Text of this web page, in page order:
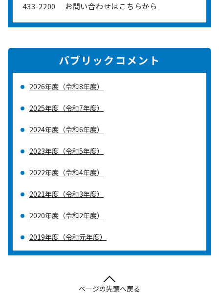
433-2200
お問い合わせはこちらから
パブリックコメント
2026年度（令和8年度）
2025年度（令和7年度）
2024年度（令和6年度）
2023年度（令和5年度）
2022年度（令和4年度）
2021年度（令和3年度）
2020年度（令和2年度）
2019年度（令和元年度）
ページの先頭へ戻る